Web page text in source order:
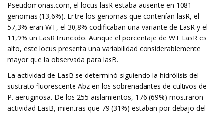
Pseudomonas.com, el locus lasR estaba ausente en 1081
genomas (13,6%). Entre los genomas que contenían lasR, el
57,3% eran WT, el 30,8% codificaban una variante de LasR y el
11,9% un LasR truncado. Aunque el porcentaje de WT LasR es
alto, este locus presenta una variabilidad considerablemente
mayor que la observada para lasB.
La actividad de LasB se determinó siguiendo la hidrólisis del
sustrato fluorescente Abz en los sobrenadantes de cultivos de
P. aeruginosa. De los 255 aislamientos, 176 (69%) mostraron
actividad LasB, mientras que 79 (31%) estaban por debajo del